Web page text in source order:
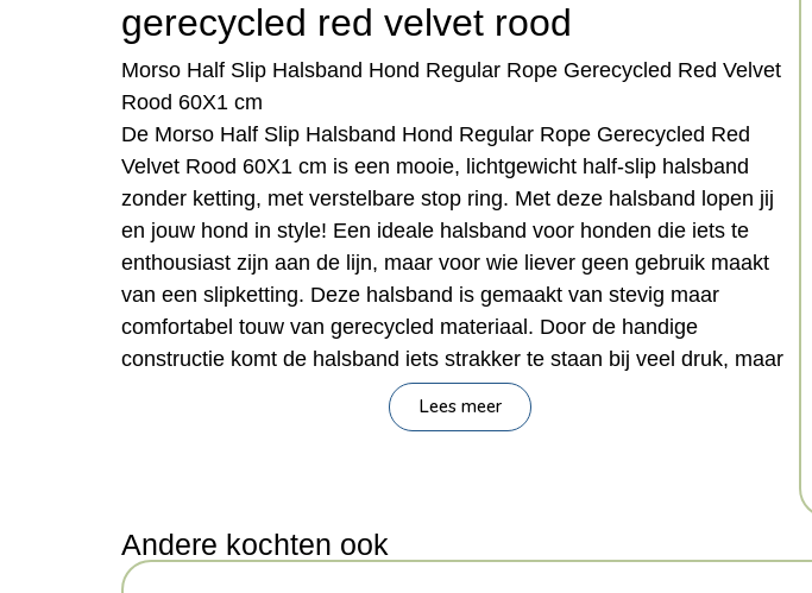
gerecycled red velvet rood
Morso Half Slip Halsband Hond Regular Rope Gerecycled Red Velvet
Rood 60X1 cm
De Morso Half Slip Halsband Hond Regular Rope Gerecycled Red
Velvet Rood 60X1 cm is een mooie, lichtgewicht half-slip halsband
zonder ketting, met verstelbare stop ring. Met deze halsband lopen jij
en jouw hond in style! Een ideale halsband voor honden die iets te
enthousiast zijn aan de lijn, maar voor wie liever geen gebruik maakt
van een slipketting. Deze halsband is gemaakt van stevig maar
comfortabel touw van gerecycled materiaal. Door de handige
constructie komt de halsband iets strakker te staan bij veel druk, maar
zorgt de ring voor een blokkade die voorkomt dat de halsband volledig
strak trekt. Eenvoudig om- en af te doen!
– Gemaakt van stevig touw zonder ketting
– Trekt niet volledig strak door de ring die als blokkade dient
Lees meer
Andere kochten ook